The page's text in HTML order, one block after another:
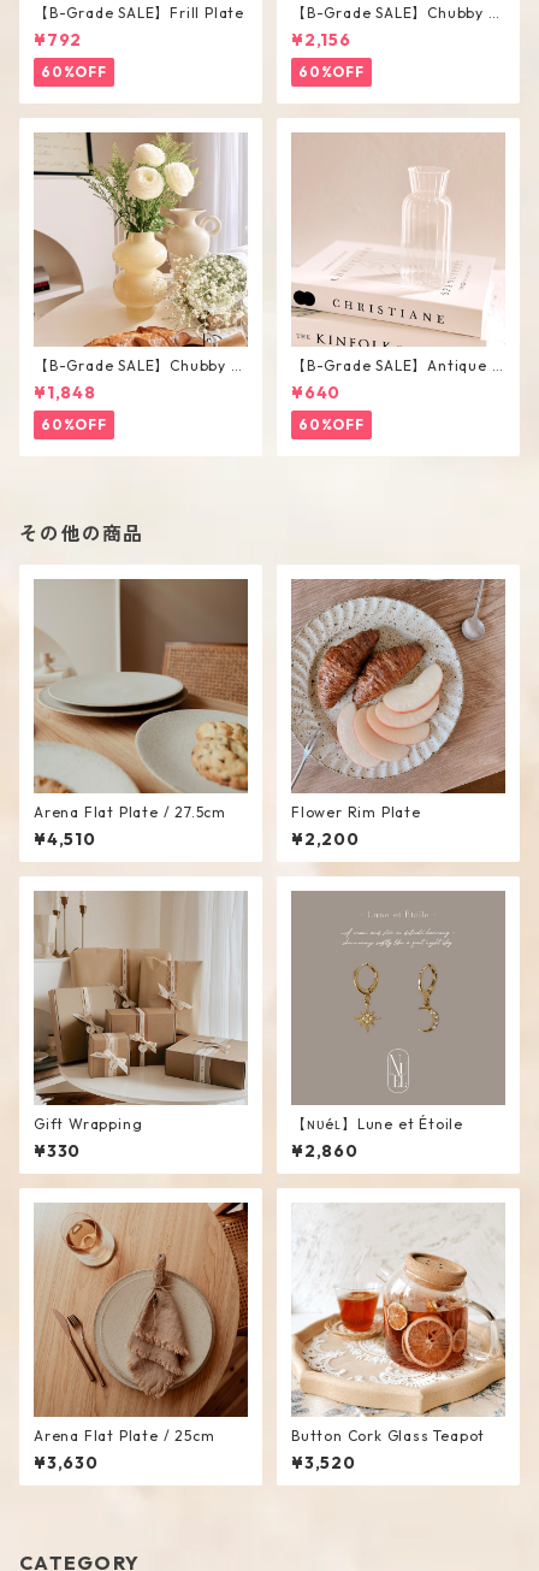
【B-Grade SALE】Frill Plate
¥792
60%OFF
【B-Grade SALE】Chubby V
ase / L
¥2,156
60%OFF
【B-Grade SALE】Chubby V
ase / M
¥1,848
60%OFF
【B-Grade SALE】Antique F
lower Vase #C
¥640
60%OFF
その他の商品
Arena Flat Plate / 27.5cm
¥4,510
Flower Rim Plate
¥2,200
Gift Wrapping
¥330
【ɴᴜéʟ】Lune et Étoile
¥2,860
Arena Flat Plate / 25cm
¥3,630
Button Cork Glass Teapot
¥3,520
CATEGORY